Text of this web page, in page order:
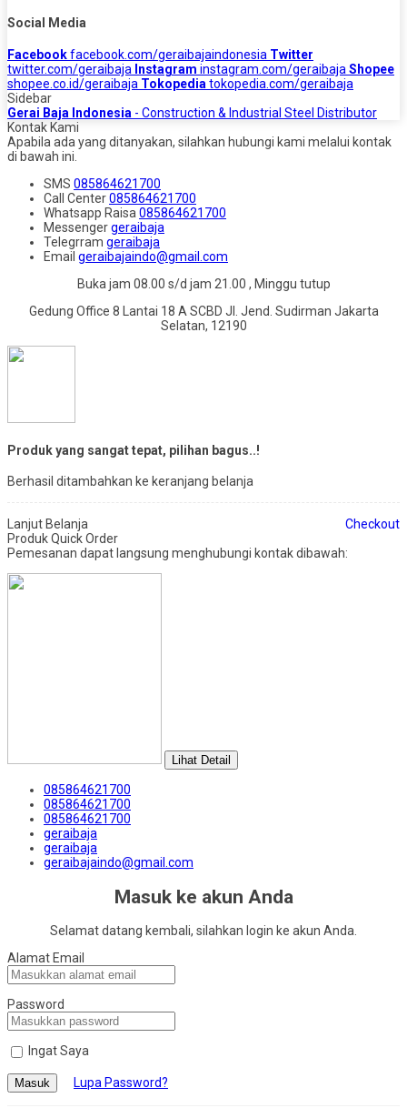
Social Media
Facebookfacebook.com/geraibajaindonesia Twitter
twitter.com/geraibaja Instagram instagram.com/geraibaja Shopee
shopee.co.id/geraibaja Tokopedia tokopedia.com/geraibaja
Sidebar
Gerai Baja Indonesia - Construction & Industrial Steel Distributor
Kontak Kami
Apabila ada yang ditanyakan, silahkan hubungi kami melalui kontak
di bawah ini.
SMS 085864621700
Call Center085864621700
Whatsapp Raisa 085864621700
Messengergeraibaja
Telegrram geraibaja
Email geraibajaindo@gmail.com
Buka jam 08.00 s/d jam 21.00 , Minggu tutup
Gedung Office 8 Lantai 18 A SCBD Jl. Jend. Sudirman Jakarta
Selatan, 12190
Produk yang sangat tepat, pilihan bagus..!
Berhasil ditambahkan ke keranjang belanja
Lanjut Belanja
Checkout
Produk Quick Order
Pemesanan dapat langsung menghubungi kontak dibawah:
Lihat Detail
085864621700
085864621700
085864621700
geraibaja
geraibaja
geraibajaindo@gmail.com
Masuk ke akun Anda
Selamat datang kembali, silahkan login ke akun Anda.
Alamat Email
Password
Ingat Saya
Masuk Lupa Password?